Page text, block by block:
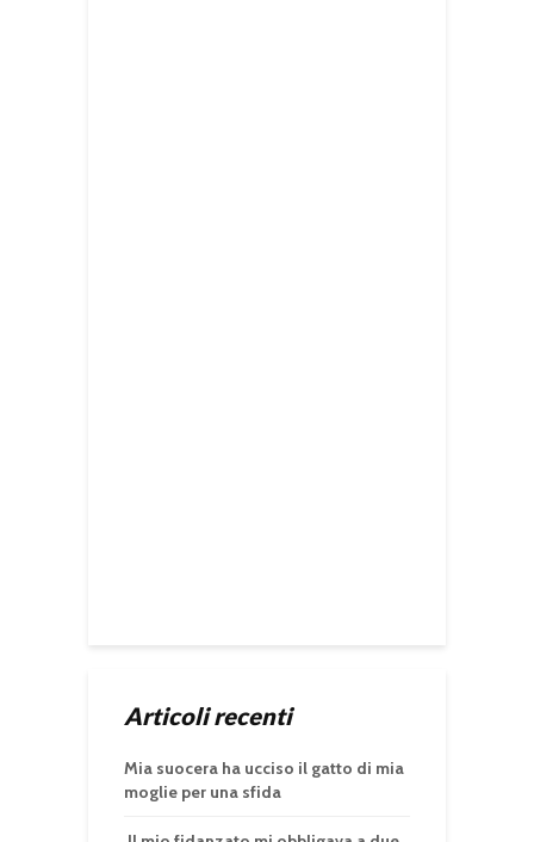
Articoli recenti
Mia suocera ha ucciso il gatto di mia
moglie per una sfida